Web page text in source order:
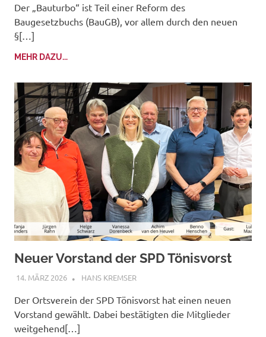
Der „Bauturbo“ ist Teil einer Reform des
Baugesetzbuchs (BauGB), vor allem durch den neuen
§[…]
MEHR DAZU...
Neuer Vorstand der SPD Tönisvorst
14. MÄRZ 2026 HANS KREMSER
Der Ortsverein der SPD Tönisvorst hat einen neuen
Vorstand gewählt. Dabei bestätigten die Mitglieder
weitgehend[…]